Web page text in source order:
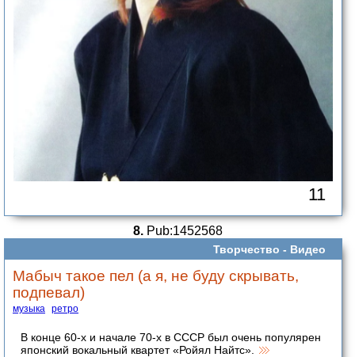
11
8.Pub:1452568
Творчество - Видео
Мабыч такое пел (а я, не буду скрывать,
подпевал)
музыка ретро
В конце 60-х и начале 70-х в СССР был очень популярен
японский вокальный квартет «Ройял Найтс».